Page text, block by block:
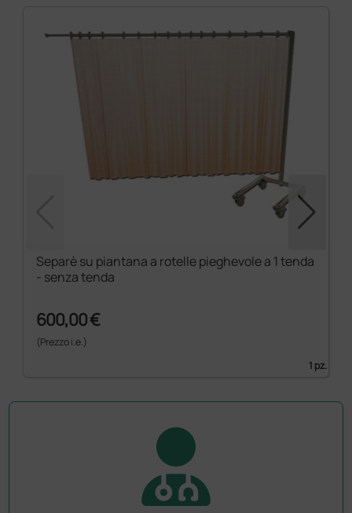
Separè su piantana a rotelle pieghevole a 1 tenda
- senza tenda
600,00 €
(Prezzo i.e.)
1 pz.